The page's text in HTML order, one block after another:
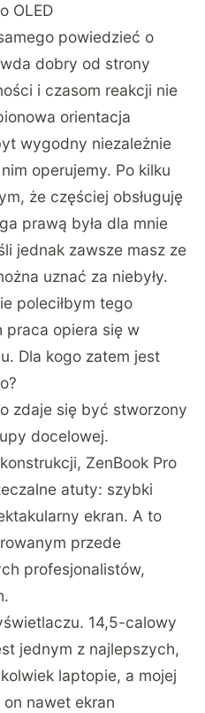
OLED
powiedzieć o
dobry od strony
i czasom reakcji nie
orientacja
wygodny niezależnie
operujemy. Po kilku
że częściej obsługuję
prawą była dla mnie
jednak zawsze masz ze
uznać za niebyły.
poleciłbym tego
praca opiera się w
Dla kogo zatem jest
zdaje się być stworzony
docelowej.
ZenBook Pro
atuty: szybki
ekran. A to
przede
profesjonalistów,
14,5-calowy
jednym z najlepszych,
laptopie, a mojej
nawet ekran